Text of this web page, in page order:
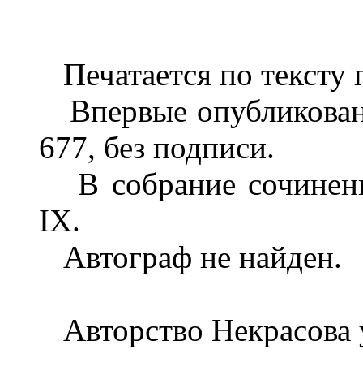
Печатается по
Впервые
677, без подписи.
В собрание
IX.
Автограф не найден.
Авторство